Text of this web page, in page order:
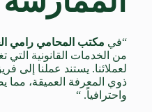
“في مكتب المحامي رامي
من الخدمات القانونية التي
لعملائنا. يستند عملنا إلى
ذوي المعرفة العميقة، مما
واحترافياً. “